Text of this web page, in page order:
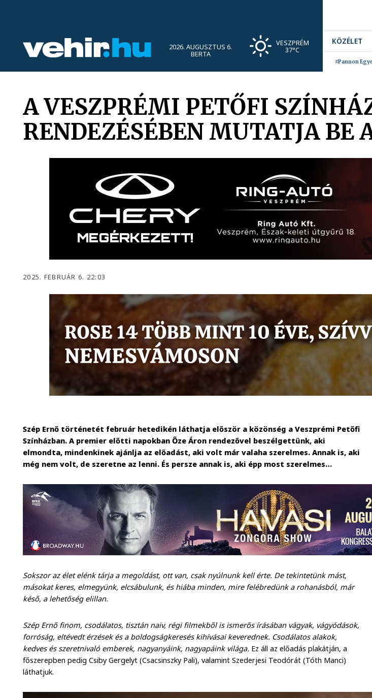
2026. AUGUSZTUS 6.
BERTA
VESZPRÉM
37°C
KÖZÉLET
#Pannon
A VESZPRÉMI PETŐFI
RENDEZÉSÉBEN MUTATJA BE
2025. FEBRUÁR 6. 22:03
Szép Ernő történetét február hetedikén láthatja először a közönség a Veszprémi Petőfi
Színházban. A premier előtti napokban Őze Áron rendezővel beszélgettünk, aki
elmondta, mindenkinek ajánlja az előadást, aki volt már valaha szerelmes. Annak is, aki
még nem volt, de szeretne az lenni. És persze annak is, aki épp most szerelmes…
Sokszor az élet elénk tárja a megoldást, ott van, csak nyúlnunk kell érte. De tekintetünk mást,
másokat keres, elmegyünk, elcsábulunk, és hiába minden, mire felébredünk a rohanásból, már
késő, a lehetőség elillan.
Szép Ernő finom, csodálatos, tisztán naiv, régi filmekből is ismerős írásában vágyak, vágyódások,
forróság, eltévedt érzések és a boldogságkeresés kihívásai keverednek. Csodálatos alakok,
kedves és szeretnivaló emberek, nagyanyáink, nagyapáink világa. Ez áll az előadás plakátján, a
főszerepben pedig Csiby Gergelyt (Csacsinszky Pali), valamint Szederjesi Teodórát (Tóth Manci)
láthatjuk.